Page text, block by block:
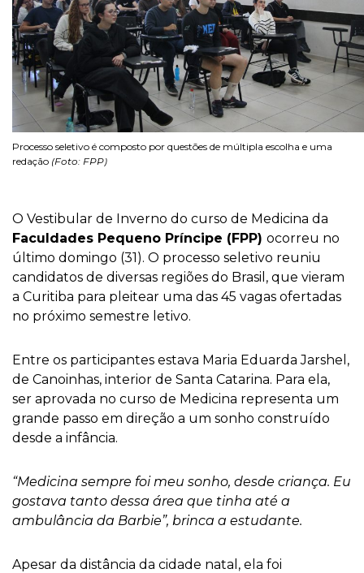
Processo seletivo é composto por questões de múltipla escolha e uma
redação (Foto: FPP)
O Vestibular de Inverno do curso de Medicina da
Faculdades Pequeno Príncipe (FPP) ocorreu no
último domingo (31). O processo seletivo reuniu
candidatos de diversas regiões do Brasil, que vieram
a Curitiba para pleitear uma das 45 vagas ofertadas
no próximo semestre letivo.
Entre os participantes estava Maria Eduarda Jarshel,
de Canoinhas, interior de Santa Catarina. Para ela,
ser aprovada no curso de Medicina representa um
grande passo em direção a um sonho construído
desde a infância.
“Medicina sempre foi meu sonho, desde criança. Eu
gostava tanto dessa área que tinha até a
ambulância da Barbie”, brinca a estudante.
Apesar da distância da cidade natal, ela foi